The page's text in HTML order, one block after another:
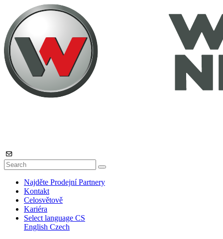
Najděte Prodejní Partnery
Kontakt
Celosvětově
Kariéra
Select language CS
English Czech